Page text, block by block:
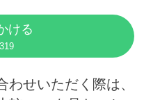
ける
せいただく際は、